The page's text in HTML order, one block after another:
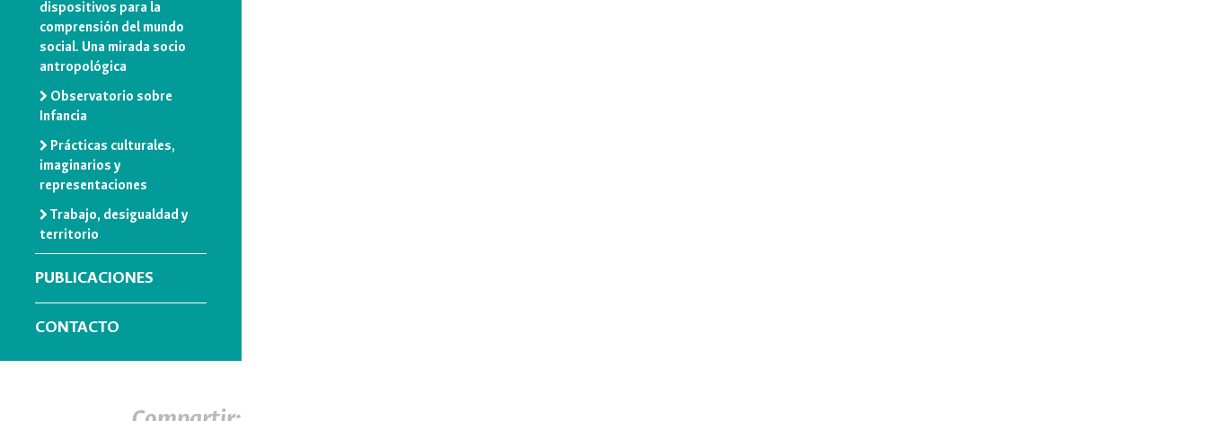
dispositivos para la
comprensión del mundo
social. Una mirada socio
antropológica
Observatorio sobre
Infancia
Prácticas culturales,
imaginarios y
representaciones
Trabajo, desigualdad y
territorio
PUBLICACIONES
CONTACTO